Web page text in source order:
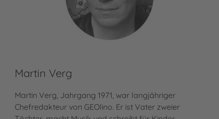
Martin Verg
Martin Verg, Jahrgang 1971, war langjähriger
Chefredakteur von GEOlino. Er ist Vater zweier